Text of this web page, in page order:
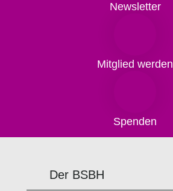
Newsletter
Mitglied werden
Spenden
Der BSBH